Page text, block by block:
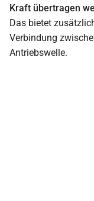
Kraft übertragen
Das bietet
Verbindung
Antriebswelle.